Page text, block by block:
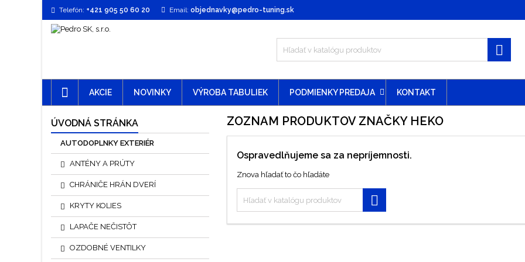
Telefón: +421 905 50 60 20 Email: objednavky@pedro-tuning.sk

AKCIE NOVINKY VÝROBA TABULIEK PODMIENKY PREDAJA KONTAKT
ÚVODNÁ STRÁNKA
AUTODOPLNKY EXTERIÉR
ANTÉNY A PRÚTY
CHRÁNIČE HRÁN DVERÍ
KRYTY KOLIES
LAPAČE NEČISTÔT
OZDOBNÉ VENTILKY
ZOZNAM PRODUKTOV ZNAČKY HEKO
Ospravedlňujeme sa za nepríjemnosti.
Znova hľadať to čo hľadáte
